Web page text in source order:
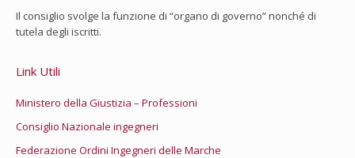
Il consiglio svolge la funzione di “organo di governo” nonché di
tutela degli iscritti.
Link Utili
Ministero della Giustizia – Professioni
Consiglio Nazionale ingegneri
Federazione Ordini Ingegneri delle Marche